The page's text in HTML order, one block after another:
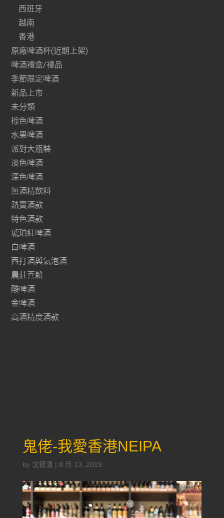
西班牙
越南
香港
原廠啤酒杯(近期上架)
啤酒禮盒/禮品
季節限定啤酒
新品上市
未分類
棕色啤酒
水果啤酒
派對大瓶裝
淡色啤酒
深色啤酒
無酒精飲料
熱賣酒款
特色酒款
琥珀紅啤酒
白啤酒
西打酒與氣泡酒
農莊喜鬆
酸啤酒
金啤酒
高酒精度酒款
鬼佬-我愛香港NEIPA
by 沈筱清 | 8 月 13, 2019